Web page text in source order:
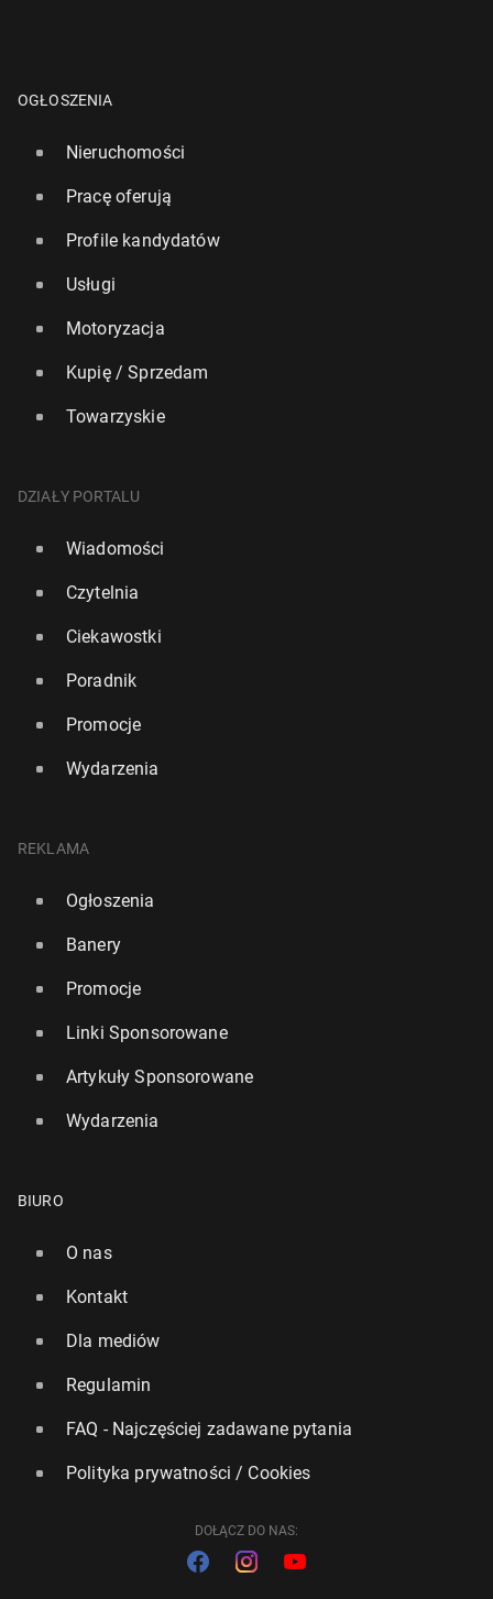
OGŁOSZENIA
Nieruchomości
Pracę oferują
Profile kandydatów
Usługi
Motoryzacja
Kupię / Sprzedam
Towarzyskie
DZIAŁY PORTALU
Wiadomości
Czytelnia
Ciekawostki
Poradnik
Promocje
Wydarzenia
REKLAMA
Ogłoszenia
Banery
Promocje
Linki Sponsorowane
Artykuły Sponsorowane
Wydarzenia
BIURO
O nas
Kontakt
Dla mediów
Regulamin
FAQ - Najczęściej zadawane pytania
Polityka prywatności / Cookies
DOŁĄCZ DO NAS: